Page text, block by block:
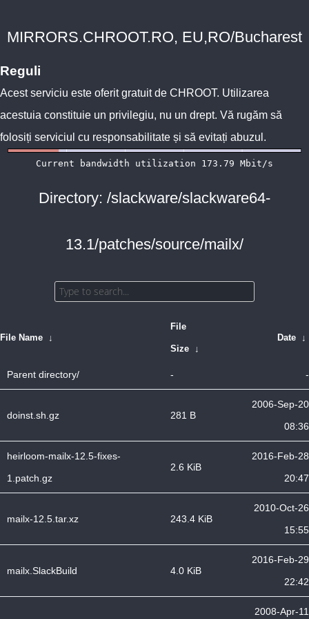
MIRRORS.CHROOT.RO, EU,RO/Bucharest
Reguli
Acest serviciu este oferit gratuit de CHROOT. Utilizarea
acestuia constituie un privilegiu, nu un drept. Vă rugăm să
folosiți serviciul cu responsabilitate și să evitați abuzul.
Directory: /slackware/slackware64-
13.1/patches/source/mailx/
File Name ↓
File
Size ↓
Date ↓
Parent directory/ - -
doinst.sh.gz 281 B
2006-Sep-20
08:36
heirloom-mailx-12.5-fixes-
1.patch.gz
2.6 KiB
2016-Feb-28
20:47
mailx-12.5.tar.xz 243.4 KiB
2010-Oct-26
15:55
mailx.SlackBuild 4.0 KiB
2016-Feb-29
22:42
2008-Apr-11